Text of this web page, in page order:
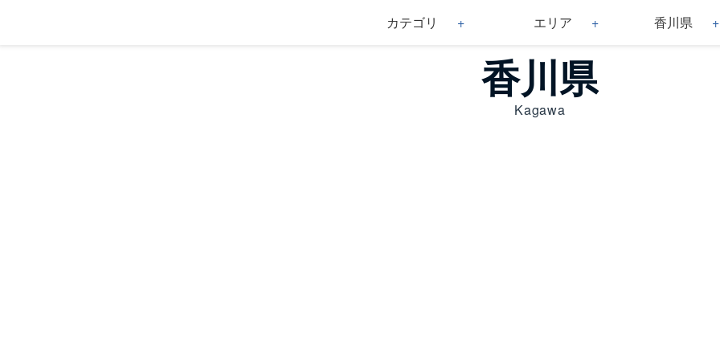
カテゴリ エリア 香川県
香川県
Kagawa